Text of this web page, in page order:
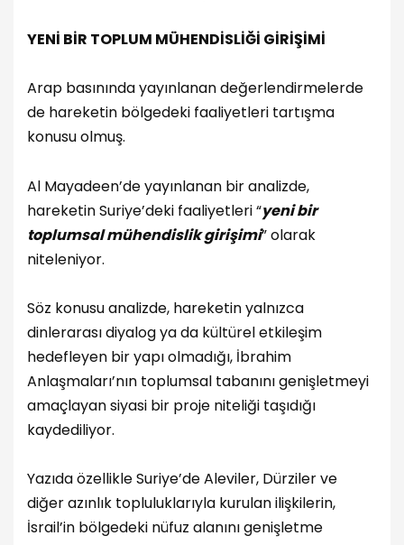
YENİ BİR TOPLUM MÜHENDİSLİĞİ GİRİŞİMİ
Arap basınında yayınlanan değerlendirmelerde
de hareketin bölgedeki faaliyetleri tartışma
konusu olmuş.
Al Mayadeen’de yayınlanan bir analizde,
hareketin Suriye’deki faaliyetleri “yeni bir
toplumsal mühendislik girişimi” olarak
niteleniyor.
Söz konusu analizde, hareketin yalnızca
dinlerarası diyalog ya da kültürel etkileşim
hedefleyen bir yapı olmadığı, İbrahim
Anlaşmaları’nın toplumsal tabanını genişletmeyi
amaçlayan siyasi bir proje niteliği taşıdığı
kaydediliyor.
Yazıda özellikle Suriye’de Aleviler, Dürziler ve
diğer azınlık topluluklarıyla kurulan ilişkilerin,
İsrail’in bölgedeki nüfuz alanını genişletme